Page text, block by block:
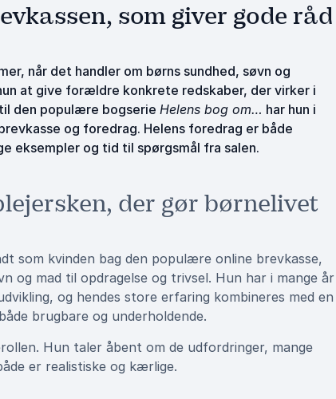
som giver gode råd
når det handler om børns sundhed, søvn og
at give forældre konkrete redskaber, der virker i
den populære bogserie Helens bog om… har hun i
og foredrag. Helens foredrag er både
eksempler og tid til spørgsmål fra salen.
der gør børnelivet
som kvinden bag den populære online brevkasse,
mad til opdragelse og trivsel. Hun har i mange år
og hendes store erfaring kombineres med en
brugbare og underholdende.
Hun taler åbent om de udfordringer, mange
er realistiske og kærlige.